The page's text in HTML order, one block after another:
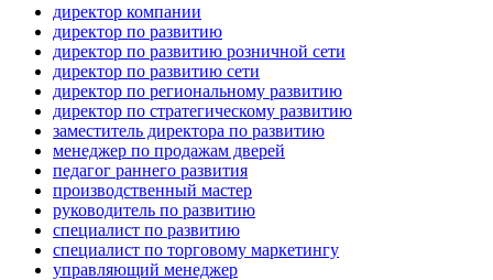
директор компании
директор по развитию
директор по развитию розничной сети
директор по развитию сети
директор по региональному развитию
директор по стратегическому развитию
заместитель директора по развитию
менеджер по продажам дверей
педагог раннего развития
производственный мастер
руководитель по развитию
специалист по развитию
специалист по торговому маркетингу
управляющий менеджер